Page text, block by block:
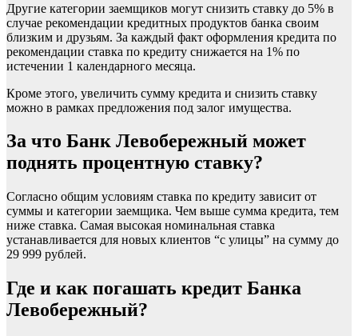
Другие категории заемщиков могут снизить ставку до 5% в
случае рекомендации кредитных продуктов банка своим
близким и друзьям. За каждый факт оформления кредита по
рекомендации ставка по кредиту снижается на 1% по
истечении 1 календарного месяца.
Кроме этого, увеличить сумму кредита и снизить ставку
можно в рамках предложения под залог имущества.
За что Банк Левобережный может
поднять процентную ставку?
Согласно общим условиям ставка по кредиту зависит от
суммы и категории заемщика. Чем выше сумма кредита, тем
ниже ставка. Самая высокая номинальная ставка
устанавливается для новых клиентов “с улицы” на сумму до
29 999 рублей.
Где и как погашать кредит Банка
Левобережный?